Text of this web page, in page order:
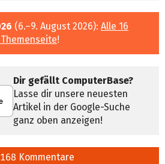
(6.–9. August 2026): Alle 16
!
Dir gefällt ComputerBase?
Lasse dir unsere neuesten
Artikel in der Google-Suche
ganz oben anzeigen!
168 Kommentare